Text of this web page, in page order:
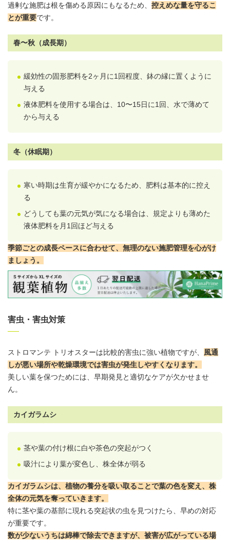
過剰な施肥は根を傷める原因にもなるため、 控えめな量を守るこ
とが重要です。
春〜秋（成長期）
緩効性の固形肥料を2ヶ月に1回程度、鉢の縁に置くように
与える
液体肥料を使用する場合は、10〜15日に1回、水で薄めて
から与える
冬（休眠期）
寒い時期は生育が緩やかになるため、肥料は基本的に控え
る
どうしても葉の元気が気になる場合は、規定よりも薄めた
液体肥料を月1回ほど与える
季節ごとの成長ペースに合わせて、無理のない施肥管理を心がけ
ましょう。
害虫・害虫対策
ストロマンテ トリオスターは比較的害虫に強い植物ですが、 風通
しが悪い場所や乾燥環境では害虫が発生しやすくなります。
美しい葉を保つためには、早期発見と適切なケアが欠かせませ
ん。
カイガラムシ
茎や葉の付け根に白や茶色の突起がつく
吸汁により葉が変色し、株全体が弱る
カイガラムシは、植物の養分を吸い取ることで葉の色を変え、株
全体の元気を奪っていきます。
特に茎や葉の基部に現れる突起状の虫を見つけたら、早めの対応
が重要です。
数が少ないうちは綿棒で除去できますが、被害が広がっている場